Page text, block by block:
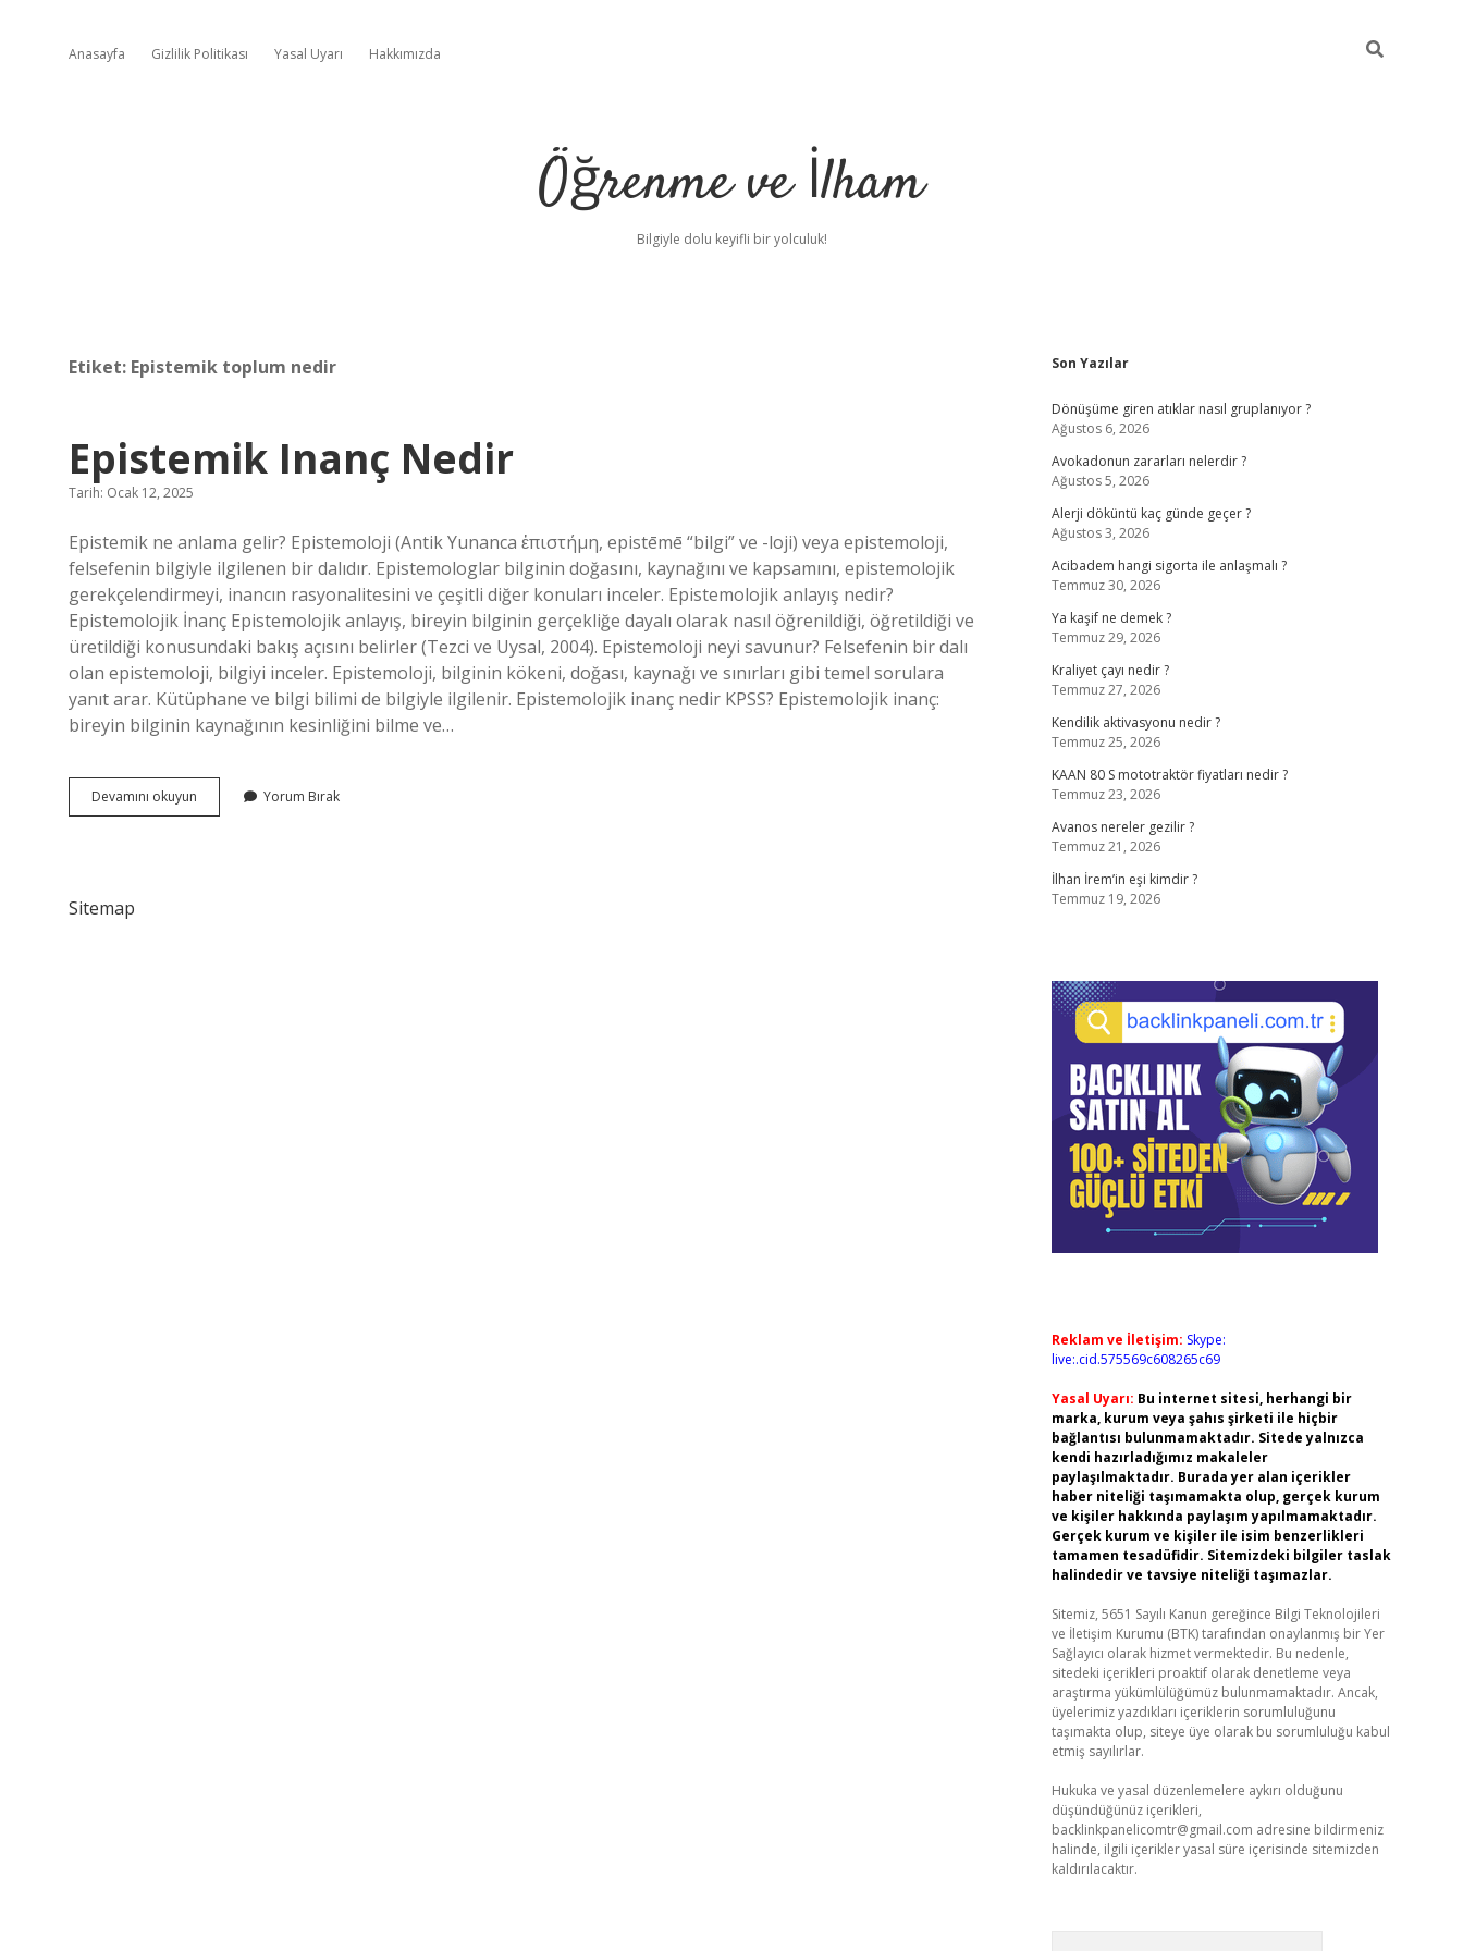
Anasayfa Gizlilik Politikası Yasal Uyarı Hakkımızda
Öğrenme ve İlham
Bilgiyle dolu keyifli bir yolculuk!
Etiket: Epistemik toplum nedir
Epistemik Inanç Nedir
Tarih: Ocak 12, 2025
Epistemik ne anlama gelir? Epistemoloji (Antik Yunanca ἐπιστήμη, epistēmē “bilgi” ve -loji) veya epistemoloji,
felsefenin bilgiyle ilgilenen bir dalıdır. Epistemologlar bilginin doğasını, kaynağını ve kapsamını, epistemolojik
gerekçelendirmeyi, inancın rasyonalitesini ve çeşitli diğer konuları inceler. Epistemolojik anlayış nedir?
Epistemolojik İnanç Epistemolojik anlayış, bireyin bilginin gerçekliğe dayalı olarak nasıl öğrenildiği, öğretildiği ve
üretildiği konusundaki bakış açısını belirler (Tezci ve Uysal, 2004). Epistemoloji neyi savunur? Felsefenin bir dalı
olan epistemoloji, bilgiyi inceler. Epistemoloji, bilginin kökeni, doğası, kaynağı ve sınırları gibi temel sorulara
yanıt arar. Kütüphane ve bilgi bilimi de bilgiyle ilgilenir. Epistemolojik inanç nedir KPSS? Epistemolojik inanç:
bireyin bilginin kaynağının kesinliğini bilme ve…
Devamını okuyun Epistemik
Inanç
Yorum Bırak
Sitemap
Sidebar
Son Yazılar
Dönüşüme giren atıklar nasıl gruplanıyor ?
Ağustos 6, 2026
Avokadonun zararları nelerdir ?
Ağustos 5, 2026
Alerji döküntü kaç günde geçer ?
Ağustos 3, 2026
Acibadem hangi sigorta ile anlaşmalı ?
Temmuz 30, 2026
Ya kaşif ne demek ?
Temmuz 29, 2026
Kraliyet çayı nedir ?
Temmuz 27, 2026
Kendilik aktivasyonu nedir ?
Temmuz 25, 2026
KAAN 80 S mototraktör fiyatları nedir ?
Temmuz 23, 2026
Avanos nereler gezilir ?
Temmuz 21, 2026
İlhan İrem’in eşi kimdir ?
Temmuz 19, 2026
Reklam ve İletişim: Skype:
live:.cid.575569c608265c69
Yasal Uyarı: Bu internet sitesi, herhangi bir
marka, kurum veya şahıs şirketi ile hiçbir
bağlantısı bulunmamaktadır. Sitede yalnızca
kendi hazırladığımız makaleler
paylaşılmaktadır. Burada yer alan içerikler
haber niteliği taşımamakta olup, gerçek kurum
ve kişiler hakkında paylaşım yapılmamaktadır.
Gerçek kurum ve kişiler ile isim benzerlikleri
tamamen tesadüfidir. Sitemizdeki bilgiler taslak
halindedir ve tavsiye niteliği taşımazlar.
Sitemiz, 5651 Sayılı Kanun gereğince Bilgi Teknolojileri
ve İletişim Kurumu (BTK) tarafından onaylanmış bir Yer
Sağlayıcı olarak hizmet vermektedir. Bu nedenle,
sitedeki içerikleri proaktif olarak denetleme veya
araştırma yükümlülüğümüz bulunmamaktadır. Ancak,
üyelerimiz yazdıkları içeriklerin sorumluluğunu
taşımakta olup, siteye üye olarak bu sorumluluğu kabul
etmiş sayılırlar.
Hukuka ve yasal düzenlemelere aykırı olduğunu
düşündüğünüz içerikleri,
backlinkpanelicomtr@gmail.com adresine bildirmeniz
halinde, ilgili içerikler yasal süre içerisinde sitemizden
kaldırılacaktır.